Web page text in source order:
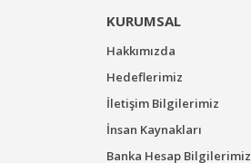
KURUMSAL
Hakkımızda
Hedeflerimiz
İletişim Bilgilerimiz
İnsan Kaynakları
Banka Hesap Bilgilerimiz